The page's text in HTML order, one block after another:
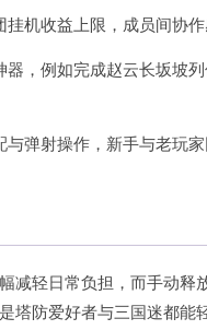
机收益上限，成员间协
，例如完成赵云长坂坡
弹射操作，新手与老玩
减轻日常负担，而手动释
防爱好者与三国迷都能